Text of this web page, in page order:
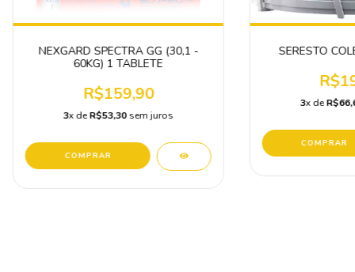
NEXGARD SPECTRA GG (30,1 -
60KG) 1 TABLETE
R$159,90
3x deR$53,30sem juros
SERESTO
3x de